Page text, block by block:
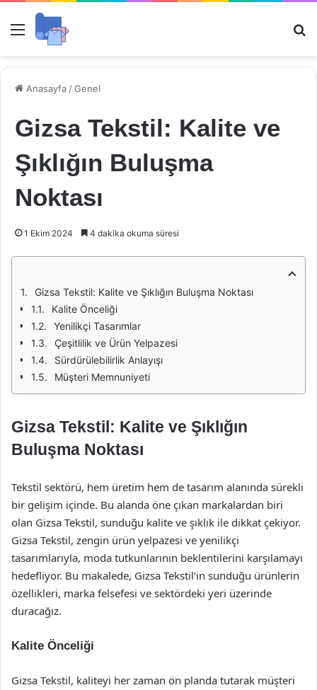
Menü
Anasayfa /Genel
Gizsa Tekstil: Kalite ve
Şıklığın Buluşma
Noktası
1 Ekim 2024 4 dakika okuma süresi
Gizsa Tekstil: Kalite ve Şıklığın Buluşma Noktası
Kalite Önceliği
Yenilikçi Tasarımlar
Çeşitlilik ve Ürün Yelpazesi
Sürdürülebilirlik Anlayışı
Müşteri Memnuniyeti
Gizsa Tekstil: Kalite ve Şıklığın
Buluşma Noktası
Tekstil sektörü, hem üretim hem de tasarım alanında sürekli
bir gelişim içinde. Bu alanda öne çıkan markalardan biri
olan Gizsa Tekstil, sunduğu kalite ve şıklık ile dikkat çekiyor.
Gizsa Tekstil, zengin ürün yelpazesi ve yenilikçi
tasarımlarıyla, moda tutkunlarının beklentilerini karşılamayı
hedefliyor. Bu makalede, Gizsa Tekstil’in sunduğu ürünlerin
özellikleri, marka felsefesi ve sektördeki yeri üzerinde
duracağız.
Kalite Önceliği
Gizsa Tekstil, kaliteyi her zaman ön planda tutarak müşteri